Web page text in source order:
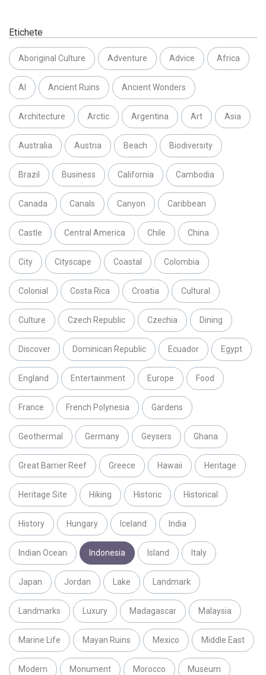
Etichete
Aboriginal Culture Adventure Advice Africa
AI Ancient Ruins Ancient Wonders
Architecture Arctic Argentina Art Asia
Australia Austria Beach Biodiversity
Brazil Business California Cambodia
Canada Canals Canyon Caribbean
Castle Central America Chile China
City Cityscape Coastal Colombia
Colonial Costa Rica Croatia Cultural
Culture Czech Republic Czechia Dining
Discover Dominican Republic Ecuador Egypt
England Entertainment Europe Food
France French Polynesia Gardens
Geothermal Germany Geysers Ghana
Great Barrier Reef Greece Hawaii Heritage
Heritage Site Hiking Historic Historical
History Hungary Iceland India
Indian Ocean Indonesia Island Italy
Japan Jordan Lake Landmark
Landmarks Luxury Madagascar Malaysia
Marine Life Mayan Ruins Mexico Middle East
Modern Monument Morocco Museum